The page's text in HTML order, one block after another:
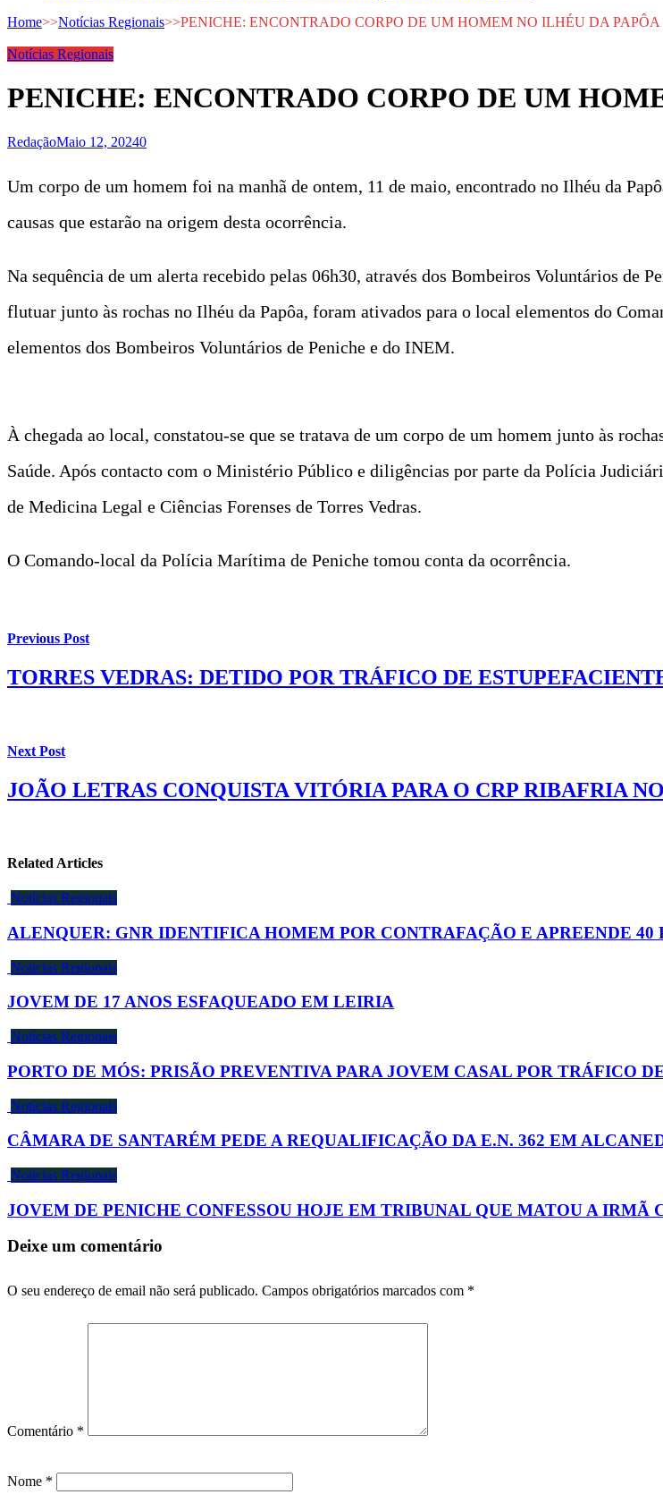
Home>>Notícias Regionais>>PENICHE: ENCONTRADO CORPO DE UM HOMEM NO ILHÉU DA PAPÔA
Notícias Regionais
PENICHE: ENCONTRADO CORPO DE UM
RedaçãoMaio 12, 20240
Um corpo de um homem foi na manhã de ontem, 11 de maio, encontrado no Ilhéu da
causas que estarão na origem desta ocorrência.
Na sequência de um alerta recebido pelas 06h30, através dos Bombeiros Voluntários de
flutuar junto às rochas no Ilhéu da Papôa, foram ativados para o local elementos do
elementos dos Bombeiros Voluntários de Peniche e do INEM.
À chegada ao local, constatou-se que se tratava de um corpo de um homem junto às
Saúde. Após contacto com o Ministério Público e diligências por parte da Polícia
de Medicina Legal e Ciências Forenses de Torres Vedras.
O Comando-local da Polícia Marítima de Peniche tomou conta da ocorrência.
Previous Post
TORRES VEDRAS: DETIDO POR TRÁFICO DE
Next Post
JOÃO LETRAS CONQUISTA VITÓRIA PARA O CRP RIBAFRIA
Related Articles
Notícias Regionais
ALENQUER: GNR IDENTIFICA HOMEM POR CONTRAFAÇÃO E APREENDE
Notícias Regionais
JOVEM DE 17 ANOS ESFAQUEADO EM LEIRIA
Notícias Regionais
PORTO DE MÓS: PRISÃO PREVENTIVA PARA JOVEM CASAL POR TRÁFICO
Notícias Regionais
CÂMARA DE SANTARÉM PEDE A REQUALIFICAÇÃO DA E.N. 362 EM
Notícias Regionais
JOVEM DE PENICHE CONFESSOU HOJE EM TRIBUNAL QUE MATOU A IRMÃ
Deixe um comentário
O seu endereço de email não será publicado. Campos obrigatórios marcados com *
Comentário *
Nome *